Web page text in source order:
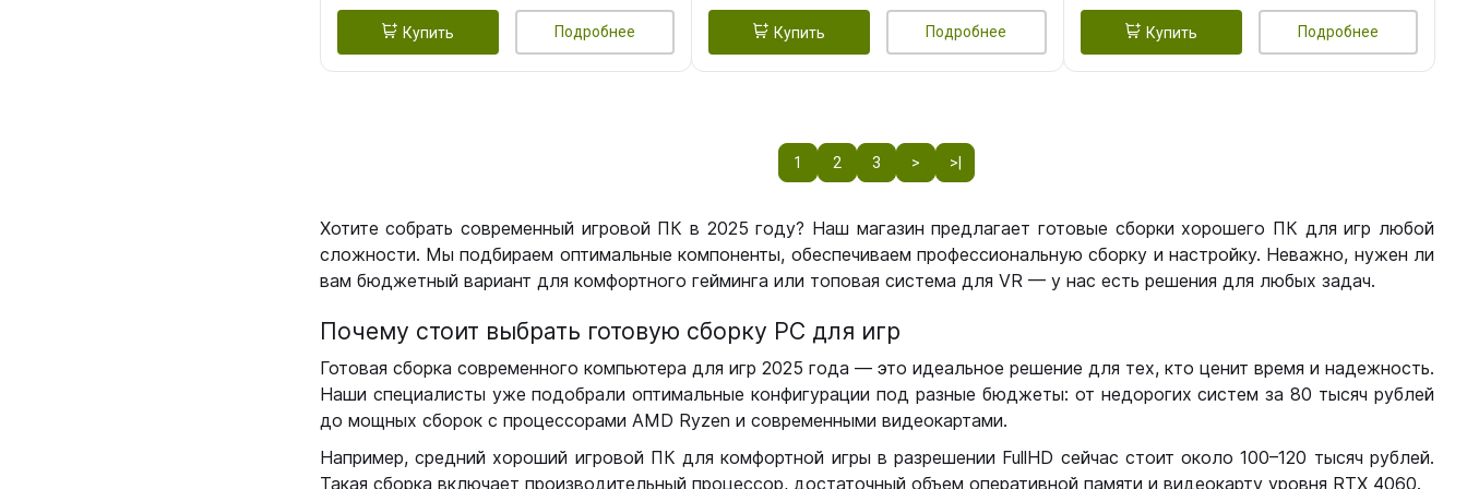
Купить Подробнее Купить Подробнее Купить Подробнее
1 2 3 > >|
Хотите собрать современный игровой ПК в 2025 году? Наш магазин предлагает готовые сборки хорошего ПК для игр любой
сложности. Мы подбираем оптимальные компоненты, обеспечиваем профессиональную сборку и настройку. Неважно, нужен ли
вам бюджетный вариант для комфортного гейминга или топовая система для VR — у нас есть решения для любых задач.
Почему стоит выбрать готовую сборку РС для игр
Готовая сборка современного компьютера для игр 2025 года — это идеальное решение для тех, кто ценит время и надежность.
Наши специалисты уже подобрали оптимальные конфигурации под разные бюджеты: от недорогих систем за 80 тысяч рублей
до мощных сборок с процессорами AMD Ryzen и современными видеокартами.
Например, средний хороший игровой ПК для комфортной игры в разрешении FullHD сейчас стоит около 100–120 тысяч рублей.
Такая сборка включает производительный процессор, достаточный объем оперативной памяти и видеокарту уровня RTX 4060.